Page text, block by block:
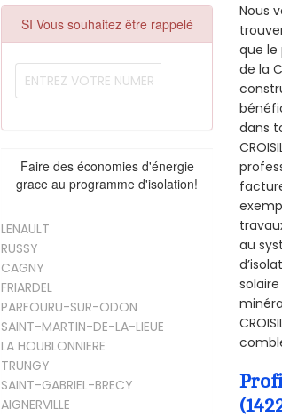
SI Vous souhaitez être rappelé
Faire des économies d'énergie
grace au programme d'isolation!
LENAULT
RUSSY
CAGNY
FRIARDEL
PARFOURU-SUR-ODON
SAINT-MARTIN-DE-LA-LIEUE
LA HOUBLONNIERE
TRUNGY
SAINT-GABRIEL-BRECY
AIGNERVILLE
Nous
que le
de la
dans
au